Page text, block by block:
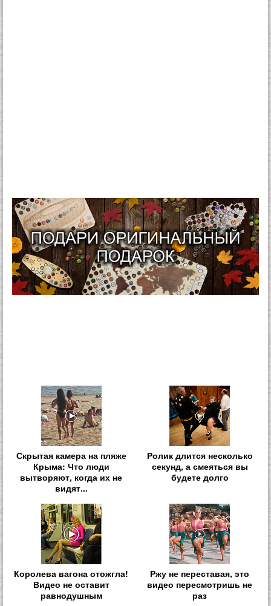
Скрытая камера на пляже
Крыма: Что люди
вытворяют, когда их не
видят...
Ролик длится несколько
секунд, а смеяться вы
будете долго
Королева вагона отожгла!
Видео не оставит
равнодушным
Ржу не переставая, это
видео пересмотришь не
раз